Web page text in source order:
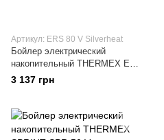
Артикул: ERS 80 V Silverheat
Бойлер электрический
накопительный THERMEX ERS
80 V Silverheat
3 137 грн